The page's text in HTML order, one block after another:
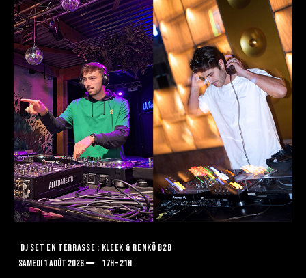
DJ SET EN TERRASSE : KLEEK & RENKÖ B2B
SAMEDI 1 AOÛT 2026
17H – 21H